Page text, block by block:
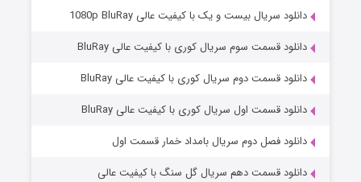
مردگان متحرک: شهر مرده ۳
قسمت۲ (زیرنویس) منتشر شد
دانلود سریال بیست و یک با کیفیت عالی 1080p BluRay
دانلود قسمت سوم سریال کوری با کیفیت عالی BluRay
دانلود قسمت دوم سریال کوری با کیفیت عالی BluRay
دانلود قسمت اول سریال کوری با کیفیت عالی BluRay
دانلود فصل دوم سریال بامداد خمار قسمت اول
دانلود قسمت دهم سریال گل سنگ با کیفیت عالی